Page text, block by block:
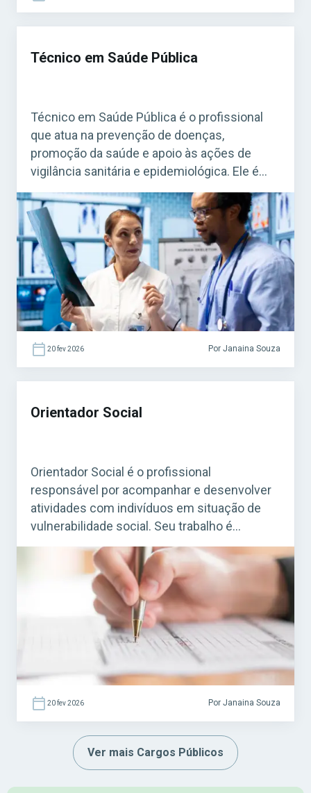
Técnico em Saúde Pública
Técnico em Saúde Pública é o profissional
que atua na prevenção de doenças,
promoção da saúde e apoio às ações de
vigilância sanitária e epidemiológica. Ele é
fundamental para o funcionamento do
Sistema Único de Saúde (SUS). Acesse agora
o Curso Grátis INSS 2026! O cargo é bastante
procurado em concursos federais, estaduais
e municipais, […]
20 fev 2026 Por Janaina Souza
Orientador Social
Orientador Social é o profissional
responsável por acompanhar e desenvolver
atividades com indivíduos em situação de
vulnerabilidade social. Seu trabalho é
essencial em programas de assistência
social mantidos por prefeituras e governos,
especialmente em Centros de Referência de
Assistência Social (CRAS) e em projetos
ligados ao SUAS (Sistema Único de
Assistência Social). Acesse agora o […]
20 fev 2026 Por Janaina Souza
Ver mais Cargos Públicos